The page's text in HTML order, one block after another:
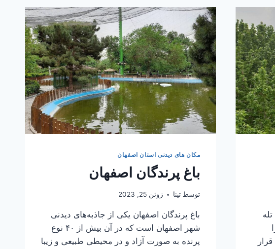
مکان های دیدنی استان اصفهان
باغ پرندگان اصفهان
توسط تینا ژوئن 25, 2023
باغ پرندگان اصفهان یکی از جاذبه‌های دیدنی
شهر اصفهان است که در آن بیش از ۴۰ نوع
پرنده به صورت آزاد و در محیطی طبیعی و زیبا